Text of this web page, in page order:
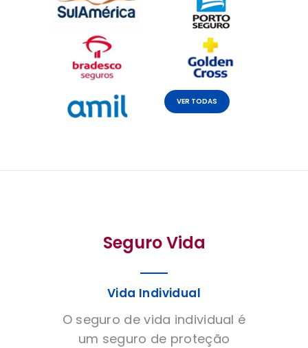
VER TODAS
Seguro Vida
Vida Individual
O seguro de vida individual é
um seguro de proteção